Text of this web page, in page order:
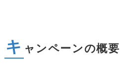
キ ャンペーンの概要